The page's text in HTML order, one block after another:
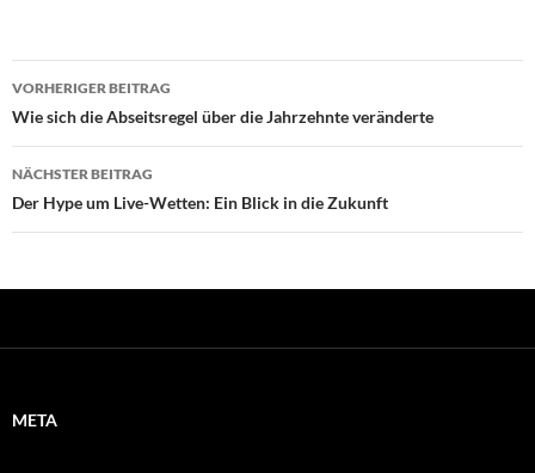
Beitragsnavigation
VORHERIGER BEITRAG
Wie sich die Abseitsregel über die Jahrzehnte veränderte
NÄCHSTER BEITRAG
Der Hype um Live-Wetten: Ein Blick in die Zukunft
META